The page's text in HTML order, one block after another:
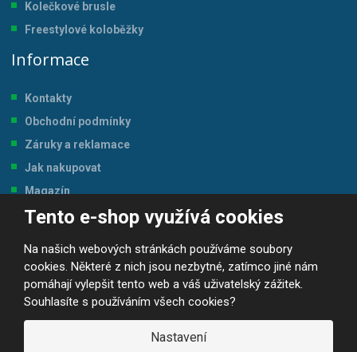
Tento e-shop využívá cookies
Na našich webových stránkách používáme soubory
cookies. Některé z nich jsou nezbytné, zatímco jiné nám
pomáhají vylepšit tento web a váš uživatelský zážitek.
Souhlasíte s používáním všech cookies?
Nastavení
Kolečkové brusle
Freestylové koloběžky
Informace
Kontakty
Obchodní podmínky
Záruky a reklamace
Jak nakupovat
Magazín
Tabulka velikostí
© 2026, JP-SPORT.CZ SPORTOVNÍ POTŘEBY
Prohlášení o přístupnosti |Mapa stránek ||GDPR